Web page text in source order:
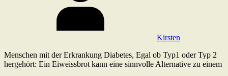
Kirsten
Menschen mit der Erkrankung Diabetes, Egal ob Typ1 oder Typ 2
hergehört: Ein Eiweissbrot kann eine sinnvolle Alternative zu einem